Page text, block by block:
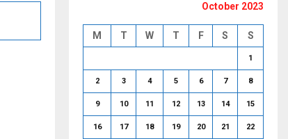
October 2023
M T W T F S S
1
2 3 4 5 6 7 8
9 10 11 12 13 14 15
16 17 18 19 20 21 22